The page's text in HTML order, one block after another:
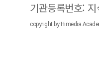
기관등록번호:
copyright by Himedia